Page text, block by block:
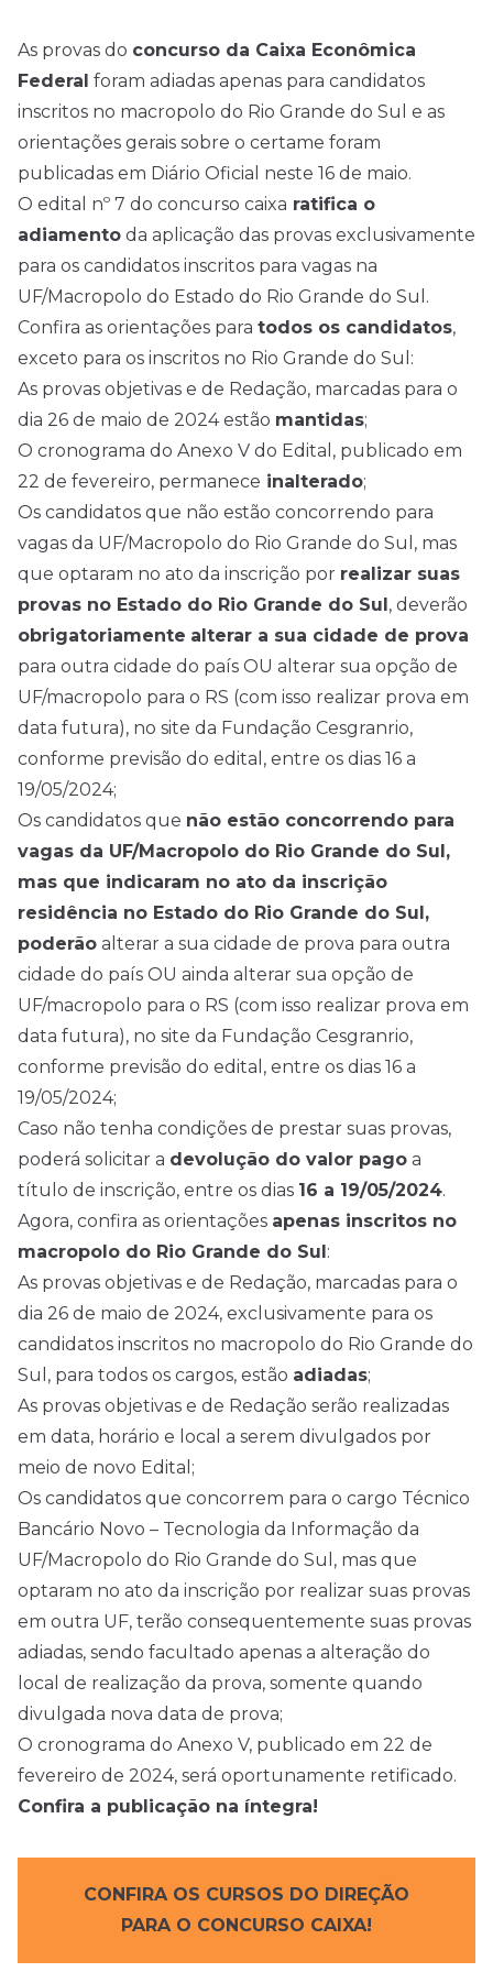
As provas do concurso da Caixa Econômica
Federal foram adiadas apenas para candidatos
inscritos no macropolo do Rio Grande do Sul e as
orientações gerais sobre o certame foram
publicadas em Diário Oficial neste 16 de maio.
O edital nº 7 do concurso caixa ratifica o
adiamento da aplicação das provas exclusivamente
para os candidatos inscritos para vagas na
UF/Macropolo do Estado do Rio Grande do Sul.
Confira as orientações para todos os candidatos,
exceto para os inscritos no Rio Grande do Sul:
As provas objetivas e de Redação, marcadas para o
dia 26 de maio de 2024 estão mantidas;
O cronograma do Anexo V do Edital, publicado em
22 de fevereiro, permanece inalterado;
Os candidatos que não estão concorrendo para
vagas da UF/Macropolo do Rio Grande do Sul, mas
que optaram no ato da inscrição por realizar suas
provas no Estado do Rio Grande do Sul, deverão
obrigatoriamente alterar a sua cidade de prova
para outra cidade do país OU alterar sua opção de
UF/macropolo para o RS (com isso realizar prova em
data futura), no site da Fundação Cesgranrio,
conforme previsão do edital, entre os dias 16 a
19/05/2024;
Os candidatos que não estão concorrendo para
vagas da UF/Macropolo do Rio Grande do Sul,
mas que indicaram no ato da inscrição
residência no Estado do Rio Grande do Sul,
poderão alterar a sua cidade de prova para outra
cidade do país OU ainda alterar sua opção de
UF/macropolo para o RS (com isso realizar prova em
data futura), no site da Fundação Cesgranrio,
conforme previsão do edital, entre os dias 16 a
19/05/2024;
Caso não tenha condições de prestar suas provas,
poderá solicitar a devolução do valor pago a
título de inscrição, entre os dias 16 a 19/05/2024.
Agora, confira as orientações apenas inscritos no
macropolo do Rio Grande do Sul:
As provas objetivas e de Redação, marcadas para o
dia 26 de maio de 2024, exclusivamente para os
candidatos inscritos no macropolo do Rio Grande do
Sul, para todos os cargos, estão adiadas;
As provas objetivas e de Redação serão realizadas
em data, horário e local a serem divulgados por
meio de novo Edital;
Os candidatos que concorrem para o cargo Técnico
Bancário Novo – Tecnologia da Informação da
UF/Macropolo do Rio Grande do Sul, mas que
optaram no ato da inscrição por realizar suas provas
em outra UF, terão consequentemente suas provas
adiadas, sendo facultado apenas a alteração do
local de realização da prova, somente quando
divulgada nova data de prova;
O cronograma do Anexo V, publicado em 22 de
fevereiro de 2024, será oportunamente retificado.
Confira a publicação na íntegra!
CONFIRA OS CURSOS DO DIREÇÃO
PARA O CONCURSO CAIXA!